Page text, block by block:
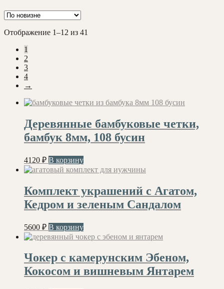
Отображение 1–12 из 41
1
2
3
4
→
Деревянные бамбуковые четки,
бамбук 8мм, 108 бусин
4120 ₽ В корзину
Комплект украшений с Агатом,
Кедром и зеленым Сандалом
5600 ₽ В корзину
Чокер с камерунским Эбеном,
Кокосом и вишневым Янтарем